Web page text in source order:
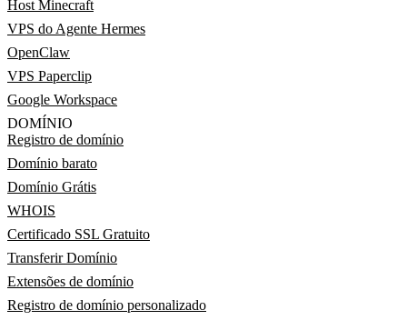
Host Minecraft
VPS do Agente Hermes
OpenClaw
VPS Paperclip
Google Workspace
DOMÍNIO
Registro de domínio
Domínio barato
Domínio Grátis
WHOIS
Certificado SSL Gratuito
Transferir Domínio
Extensões de domínio
Registro de domínio personalizado